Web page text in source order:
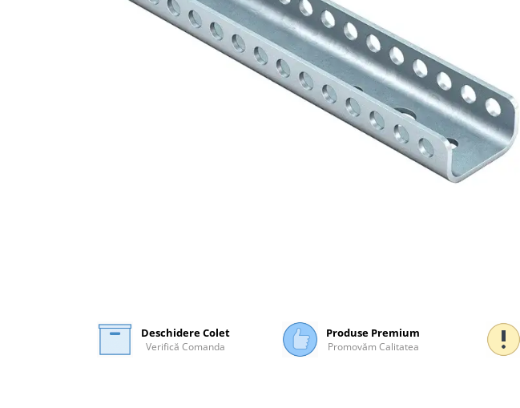
Accesorii Finisaje
Deschidere Colet
Verifică Comanda
Produse Premium
Promovăm Calitatea